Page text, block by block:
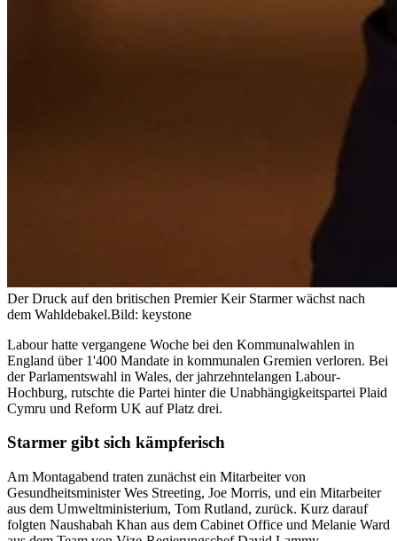
Der Druck auf den britischen Premier Keir Starmer wächst nach
dem Wahldebakel.Bild: keystone
Labour hatte vergangene Woche bei den Kommunalwahlen in
England über 1'400 Mandate in kommunalen Gremien verloren. Bei
der Parlamentswahl in Wales, der jahrzehntelangen Labour-
Hochburg, rutschte die Partei hinter die Unabhängigkeitspartei Plaid
Cymru und Reform UK auf Platz drei.
Starmer gibt sich kämpferisch
Am Montagabend traten zunächst ein Mitarbeiter von
Gesundheitsminister Wes Streeting, Joe Morris, und ein Mitarbeiter
aus dem Umweltministerium, Tom Rutland, zurück. Kurz darauf
folgten Naushabah Khan aus dem Cabinet Office und Melanie Ward